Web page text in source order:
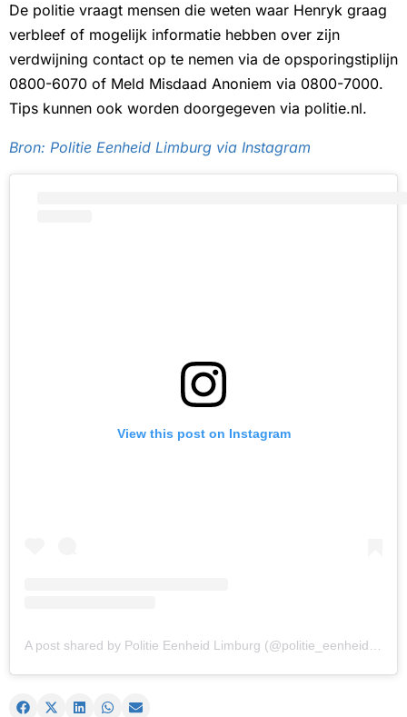
De politie vraagt mensen die weten waar Henryk graag
verbleef of mogelijk informatie hebben over zijn
verdwijning contact op te nemen via de opsporingstiplijn
0800-6070 of Meld Misdaad Anoniem via 0800-7000.
Tips kunnen ook worden doorgegeven via politie.nl.
Bron: Politie Eenheid Limburg via Instagram
View this post on Instagram